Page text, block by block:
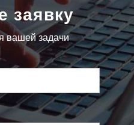
заявку
вашей задачи